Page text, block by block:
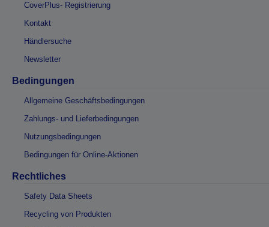
CoverPlus- Registrierung
Kontakt
Händlersuche
Newsletter
Bedingungen
Allgemeine Geschäftsbedingungen
Zahlungs- und Lieferbedingungen
Nutzungsbedingungen
Bedingungen für Online-Aktionen
Rechtliches
Safety Data Sheets
Recycling von Produkten